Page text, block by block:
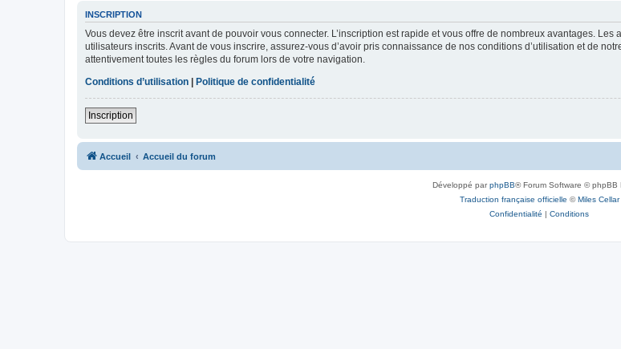
INSCRIPTION
Vous devez être inscrit avant de pouvoir vous connecter. L’inscription est rapide et vous offre de nombreux avantages.
utilisateurs inscrits. Avant de vous inscrire, assurez-vous d’avoir pris connaissance de nos conditions d’utilisation et de
attentivement toutes les règles du forum lors de votre navigation.
Conditions d’utilisation | Politique de confidentialité
Inscription
Accueil Accueil du forum
Développé parphpBB® Forum Software © phpBB
Traduction française officielle ©Miles Cellar
Confidentialité | Conditions